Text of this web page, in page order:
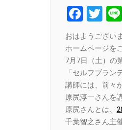
おはようござい
ホームページを
7月7日（土）の
「セルフブラン
講師には、前々
原尻淳一さんを
原尻さんとは、
千葉智之さん主